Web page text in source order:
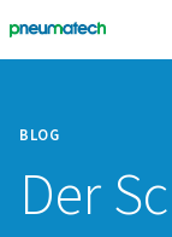
BLOG